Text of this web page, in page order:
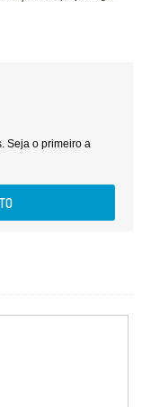
Seja o primeiro a